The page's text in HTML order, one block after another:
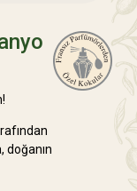
doğanın